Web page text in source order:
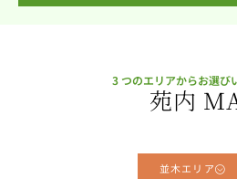
3 つのエリアからお選び
苑内
並木エリア